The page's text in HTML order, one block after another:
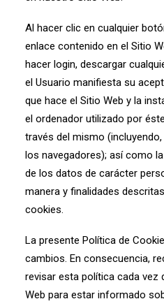
Al hacer clic en cualquier
enlace contenido en el Sitio
hacer login, descargar
el Usuario manifiesta su
que hace el Sitio Web y la
el ordenador utilizado por
través del mismo
los navegadores); así como
de los datos de carácter
manera y finalidades
cookies.
La presente Política de
cambios. En consecuencia,
revisar esta política cada vez
Web para estar informado